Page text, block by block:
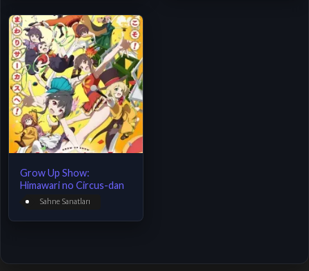
Grow Up Show:
Himawari no Circus-dan
Sahne Sanatları